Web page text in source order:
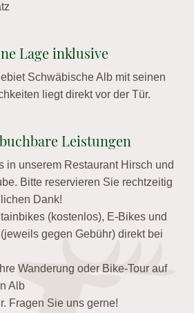
Lage inklusive
Schwäbische Alb mit seinen
liegt direkt vor der Tür.
Leistungen
in unserem Restaurant Hirsch und
Bitte reservieren Sie rechtzeitig
Dank!
(kostenlos), E-Bikes und
gegen Gebühr) direkt bei
Wanderung oder Bike-Tour auf
Alb
Fragen Sie uns gerne!